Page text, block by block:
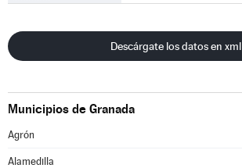
Descárgate los datos en xml
Municipios de Granada
Agrón
Alamedilla